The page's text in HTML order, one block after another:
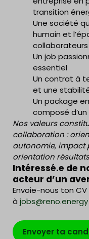
transition
Une société
humain et
collaborateurs
Un job
essentiel
Un contrat à
et une
Un package
composé
Nos valeurs
collaboration :
autonomie, impact
orientation
Intéressé.e de
acteur d’un
Envoie-nous ton
à jobs@reno.energy
Envoyer ta